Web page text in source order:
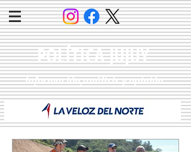
POLÍTICA JUJUY
Información,análisis y opinión